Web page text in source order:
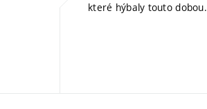
které hýbaly touto dobou.